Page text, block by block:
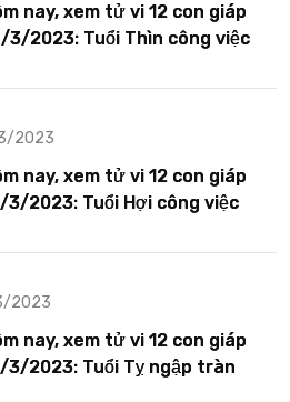
nay, xem tử vi 12 con giáp
3/2023: Tuổi Thìn công việc
2023
nay, xem tử vi 12 con giáp
3/2023: Tuổi Hợi công việc
2023
nay, xem tử vi 12 con giáp
3/2023: Tuổi Tỵ ngập tràn